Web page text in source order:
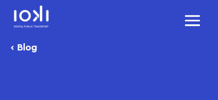
‹ Blog